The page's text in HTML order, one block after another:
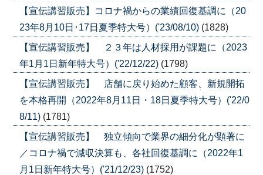
【宣伝講習販売】コロナ禍からの業績回復基調に（20
23年8月10日･17日夏季特大号）('23/08/10) (1828)
【宣伝講習販売】 ２３年は人材採用が課題に（2023
年1月1日新年特大号）('22/12/22) (1798)
【宣伝講習販売】 店舗に戻り始めた顧客、新規開拓
を本格再開（2022年8月11日・18日夏季特大号）('22/0
8/11) (1781)
【宣伝講習販売】 独立傾向で業界の細分化が顕著に
／コロナ禍で減収決算も、各社回復基調に（2022年1
月1日新年特大号）('21/12/23) (1752)